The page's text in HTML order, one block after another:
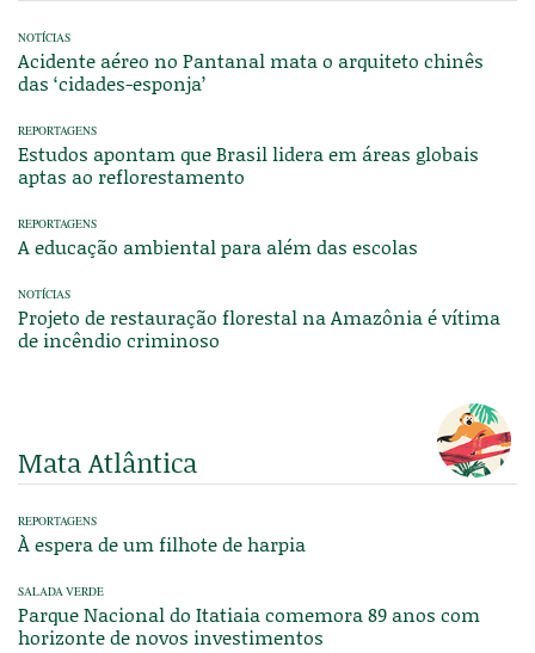
NOTÍCIAS
Acidente aéreo no Pantanal mata o arquiteto chinês
das ‘cidades-esponja’
REPORTAGENS
Estudos apontam que Brasil lidera em áreas globais
aptas ao reflorestamento
REPORTAGENS
A educação ambiental para além das escolas
NOTÍCIAS
Projeto de restauração florestal na Amazônia é vítima
de incêndio criminoso
Mata Atlântica
REPORTAGENS
À espera de um filhote de harpia
SALADA VERDE
Parque Nacional do Itatiaia comemora 89 anos com
horizonte de novos investimentos